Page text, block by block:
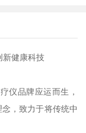
新健康科技
仪品牌应运而生，
，致力于将传统中